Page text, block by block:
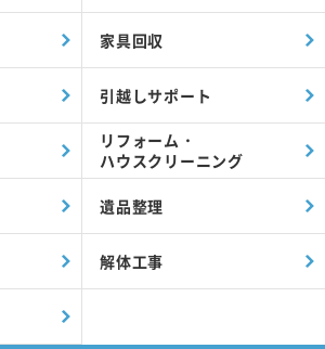
サービス内容
不用品回収